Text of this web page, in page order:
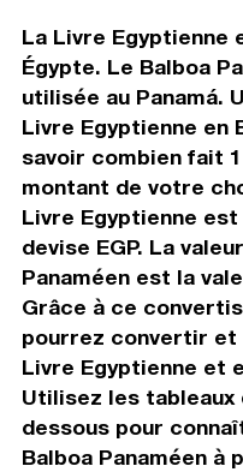
La Livre Egyptienne
Égypte. Le Balboa
utilisée au Panamá.
Livre Egyptienne en
savoir combien fait 1
montant de votre
Livre Egyptienne
devise EGP. La
Panaméen est la
Grâce à ce
pourrez convertir et
Livre Egyptienne et
Utilisez les tableaux
dessous pour
Balboa Panaméen à